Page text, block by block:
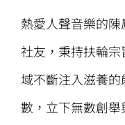
熱愛人聲音樂的
社友，秉持扶輪
域不斷注入滋養
數，立下無數創